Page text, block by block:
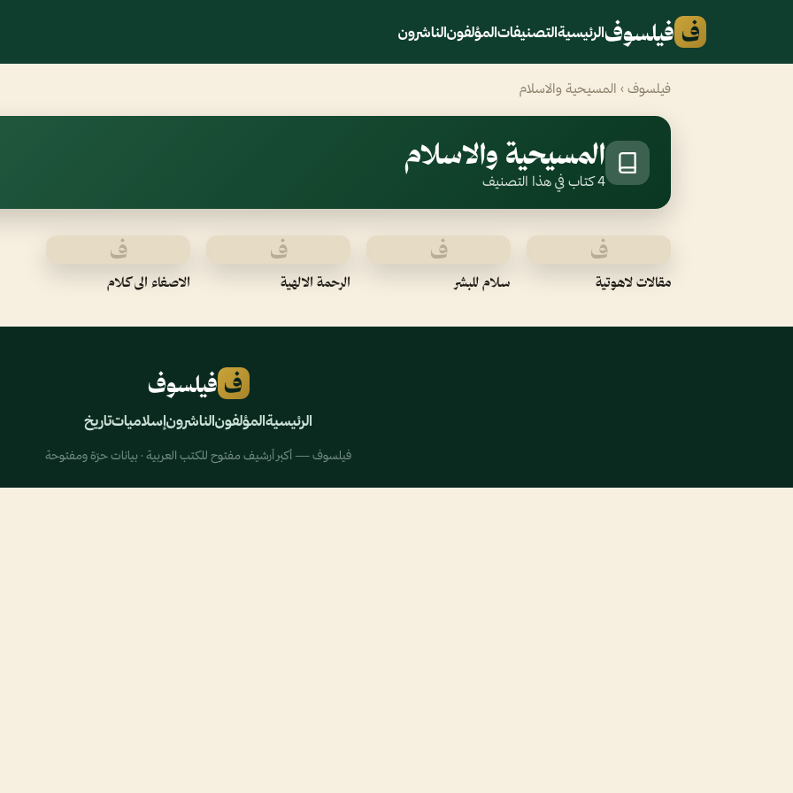
ف فيلسوفالرئيسيةالتصنيفاتالمؤلفونالناشرون
فيلسوف › المسيحية والاسلام
المسيحية والاسلام
4 كتاب في هذا التصنيف
ف
مقالات لاهوتية
ف
سلام للبشر
ف
الرحمة الالهية
ف
الاصغاء الى كلام
ف فيلسوف
الرئيسيةالمؤلفونالناشرونإسلامياتتاريخ
فيلسوف — أكبر أرشيف مفتوح للكتب العربية · بيانات حرّة ومفتوحة